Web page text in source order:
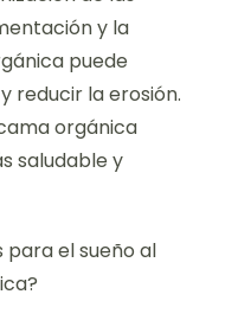
y la
puede
reducir la erosión.
orgánica
saludable y